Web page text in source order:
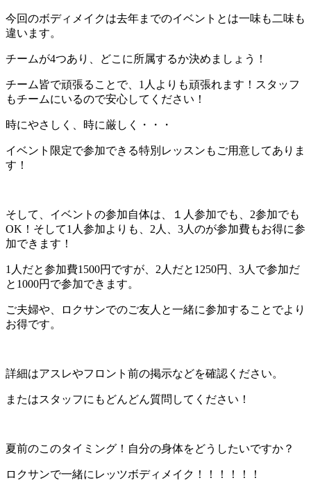
今回のボディメイクは去年までのイベントとは一味も二味も
違います。
チームが4つあり、どこに所属するか決めましょう！
チーム皆で頑張ることで、1人よりも頑張れます！スタッフ
もチームにいるので安心してください！
時にやさしく、時に厳しく・・・
イベント限定で参加できる特別レッスンもご用意してありま
す！
そして、イベントの参加自体は、１人参加でも、2参加でも
OK！そして1人参加よりも、2人、3人のが参加費もお得に参
加できます！
1人だと参加費1500円ですが、2人だと1250円、3人で参加だ
と1000円で参加できます。
ご夫婦や、ロクサンでのご友人と一緒に参加することでより
お得です。
詳細はアスレやフロント前の掲示などを確認ください。
またはスタッフにもどんどん質問してください！
夏前のこのタイミング！自分の身体をどうしたいですか？
ロクサンで一緒にレッツボディメイク！！！！！！